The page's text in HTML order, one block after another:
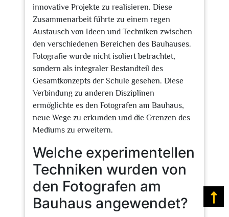
innovative Projekte zu realisieren. Diese
Zusammenarbeit führte zu einem regen
Austausch von Ideen und Techniken zwischen
den verschiedenen Bereichen des Bauhauses.
Fotografie wurde nicht isoliert betrachtet,
sondern als integraler Bestandteil des
Gesamtkonzepts der Schule gesehen. Diese
Verbindung zu anderen Disziplinen
ermöglichte es den Fotografen am Bauhaus,
neue Wege zu erkunden und die Grenzen des
Mediums zu erweitern.
Welche experimentellen
Techniken wurden von
den Fotografen am
Bauhaus angewendet?